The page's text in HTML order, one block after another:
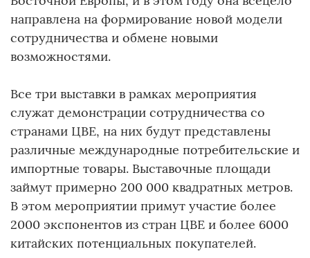
направлена на формирование новой модели
сотрудничества и обмене новыми
возможностями.
Все три выставки в рамках мероприятия
служат демонстрации сотрудничества со
странами ЦВЕ, на них будут представлены
различные международные потребительские и
импортные товары. Выставочные площади
займут примерно 200 000 квадратных метров.
В этом мероприятии примут участие более
2000 экспонентов из стран ЦВЕ и более 6000
китайских потенциальных покупателей.